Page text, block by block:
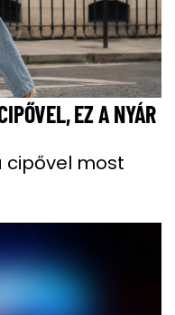
EZ A NYÁR
cipővel most